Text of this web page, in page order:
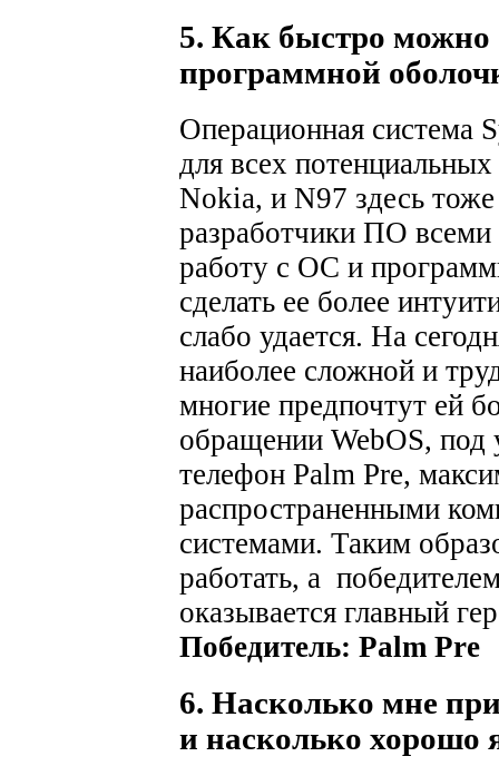
5. Как быстро можно
программной
Операционная система
для всех
Nokia, и N97 здесь
разработчики ПО всеми
работу с ОС и
сделать ее более
слабо удается. На
наиболее сложной и
многие предпочтут ей
обращении WebOS, под
телефон Palm Pre,
распространенными
системами. Таким
работать, а
оказывается главный
Победитель: Palm Pre
6. Насколько мне
и насколько хорошо